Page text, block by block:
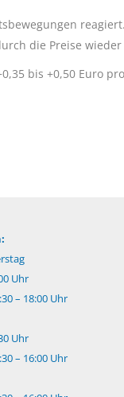
die Preise wieder
bis +0,50 Euro
Uhr
– 18:00 Uhr
Uhr
– 16:00 Uhr